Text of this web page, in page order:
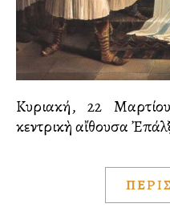
Κυριακή, 22 Μαρτίου 2026, & ὥρα 11:30π.μ.,
κεντρικὴ αἴθουσα